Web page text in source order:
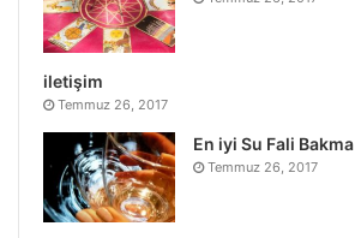
iletişim
Temmuz 26, 2017
En iyi Su Fali Bakma
Temmuz 26, 2017